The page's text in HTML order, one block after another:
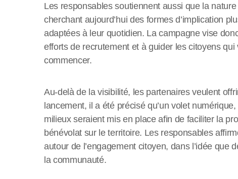
Les responsables soutiennent aussi que la
cherchant aujourd’hui des formes d’implication
adaptées à leur quotidien. La campagne vise
efforts de recrutement et à guider les citoyens
commencer.
Au-delà de la visibilité, les partenaires veulent
lancement, il a été précisé qu’un volet
milieux seraient mis en place afin de faciliter la
bénévolat sur le territoire. Les responsables
autour de l’engagement citoyen, dans l’idée
la communauté.